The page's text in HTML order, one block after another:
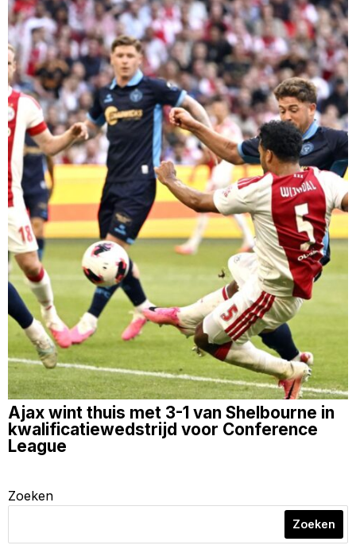
Ajax wint thuis met 3-1 van Shelbourne in
kwalificatiewedstrijd voor Conference
League
Zoeken
Zoeken